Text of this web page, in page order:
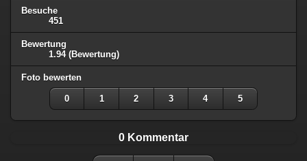
Besuche
451
Bewertung
1.94 (Bewertung)
Foto bewerten
0 1 2 3 4 5
0 Kommentar